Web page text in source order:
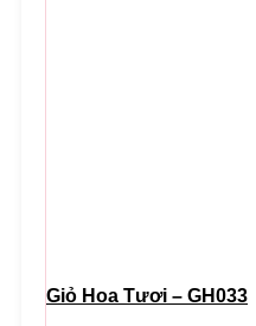
Giỏ Hoa Tươi – GH033